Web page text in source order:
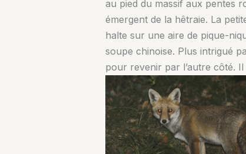
au pied du massif aux pentes
émergent de la hêtraie. La
halte sur une aire de pique-
soupe chinoise. Plus intrigué
pour revenir par l’autre côté.